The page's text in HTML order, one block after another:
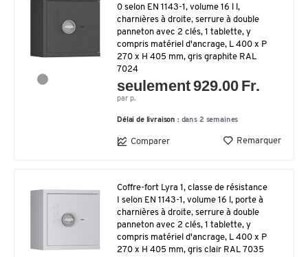
0 selon EN 1143-1, volume 16 l l,
charnières à droite, serrure à double
panneton avec 2 clés, 1 tablette, y
compris matériel d'ancrage, L 400 x P
270 x H 405 mm, gris graphite RAL
7024
seulement 929.00 Fr.
par p.
Délai de livraison : dans 2 semaines
Comparer Remarquer
Coffre-fort Lyra 1, classe de résistance
I selon EN 1143-1, volume 16 l, porte à
charnières à droite, serrure à double
panneton avec 2 clés, 1 tablette, y
compris matériel d'ancrage, L 400 x P
270 x H 405 mm, gris clair RAL 7035